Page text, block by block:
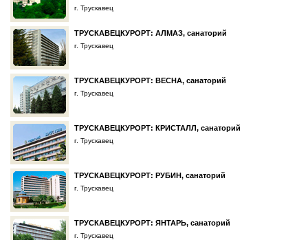
г. Трускавец
ТРУСКАВЕЦКУРОРТ: АЛМАЗ, санаторий
г. Трускавец
ТРУСКАВЕЦКУРОРТ: ВЕСНА, санаторий
г. Трускавец
ТРУСКАВЕЦКУРОРТ: КРИСТАЛЛ, санаторий
г. Трускавец
ТРУСКАВЕЦКУРОРТ: РУБИН, санаторий
г. Трускавец
ТРУСКАВЕЦКУРОРТ: ЯНТАРЬ, санаторий
г. Трускавец